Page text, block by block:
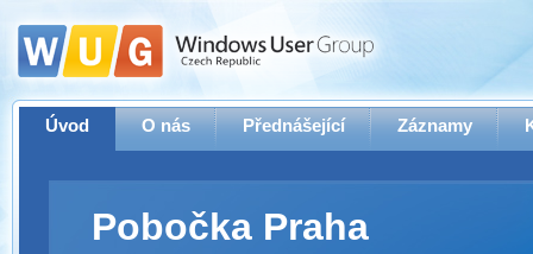
Úvod O nás Přednášející Záznamy
Pobočka Praha